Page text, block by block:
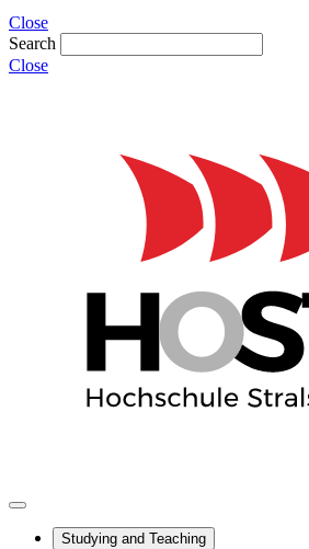
Close
Search
Close
Studying and Teaching